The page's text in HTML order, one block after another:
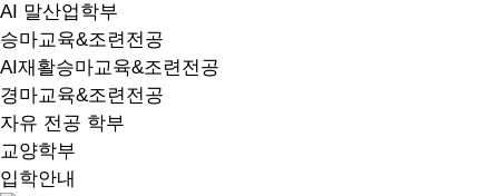
AI 말산업학부
승마교육&조련전공
AI재활승마교육&조련전공
경마교육&조련전공
자유 전공 학부
교양학부
입학안내